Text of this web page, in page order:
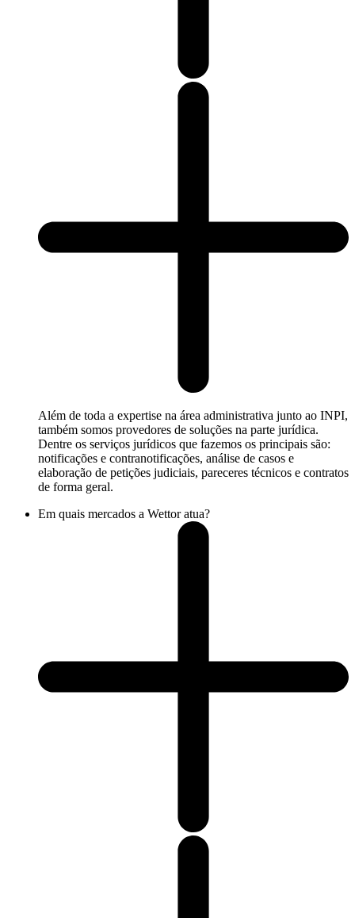
Além de toda a expertise na área administrativa junto ao INPI,
também somos provedores de soluções na parte jurídica.
Dentre os serviços jurídicos que fazemos os principais são:
notificações e contranotificações, análise de casos e
elaboração de petições judiciais, pareceres técnicos e contratos
de forma geral.
Em quais mercados a Wettor atua?